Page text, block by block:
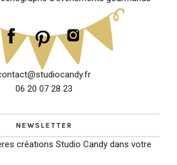
06 20 07 28 23
NEWSLETTER
créations Studio Candy dans votre